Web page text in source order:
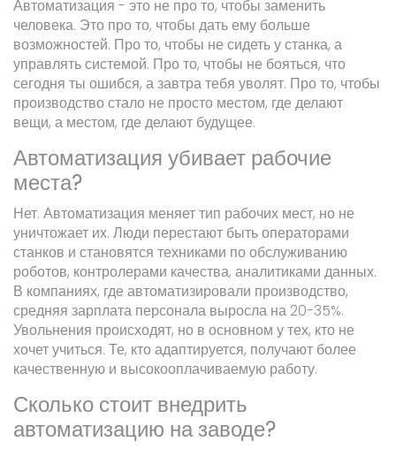
Автоматизация - это не про то, чтобы заменить
человека. Это про то, чтобы дать ему больше
возможностей. Про то, чтобы не сидеть у станка, а
управлять системой. Про то, чтобы не бояться, что
сегодня ты ошибся, а завтра тебя уволят. Про то, чтобы
производство стало не просто местом, где делают
вещи, а местом, где делают будущее.
Автоматизация убивает рабочие
места?
Нет. Автоматизация меняет тип рабочих мест, но не
уничтожает их. Люди перестают быть операторами
станков и становятся техниками по обслуживанию
роботов, контролерами качества, аналитиками данных.
В компаниях, где автоматизировали производство,
средняя зарплата персонала выросла на 20-35%.
Увольнения происходят, но в основном у тех, кто не
хочет учиться. Те, кто адаптируется, получают более
качественную и высокооплачиваемую работу.
Сколько стоит внедрить
автоматизацию на заводе?